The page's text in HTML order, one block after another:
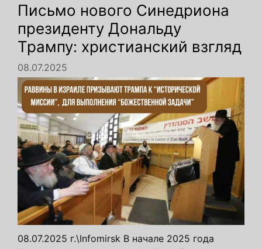
Письмо нового Синедриона
президенту Дональду
Трампу: христианский взгляд
08.07.2025
08.07.2025 г.\Infomirsk В начале 2025 года